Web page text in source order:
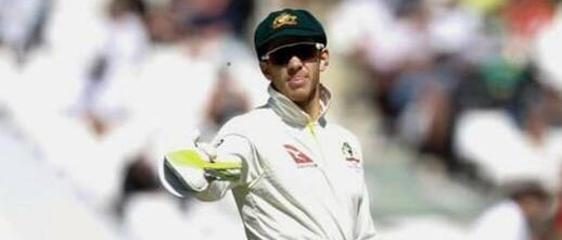
ஆஸ்திரேலிய அணியின்
எழுதியவர் Mar 17, 2023 12:40 pm
செய்தி முன்னோட்டம்
ஆஸ்திரேலியகிரிக்கெட்அணியின் முன்னாள்
இருந்தும் ஓய்வு பெறுவதாக அறிவித்துள்ளார்.
பெண் ஊழியருக்கு ஆபாச மெசேஜ்